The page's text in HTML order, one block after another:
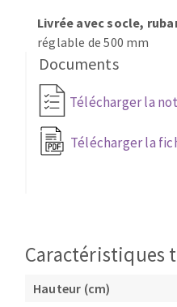
Livrée avec socle,
réglable de 500 mm
Documents
Télécharger la
Télécharger la
Caractéristiques
Hauteur (cm)